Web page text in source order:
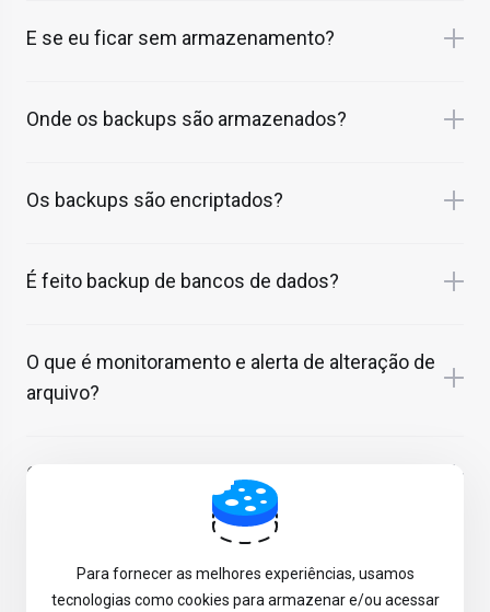
E se eu ficar sem armazenamento?
Onde os backups são armazenados?
Os backups são encriptados?
É feito backup de bancos de dados?
O que é monitoramento e alerta de alteração de
arquivo?
O que acontece se meu site for infectado?
Para fornecer as melhores experiências, usamos
tecnologias como cookies para armazenar e/ou acessar